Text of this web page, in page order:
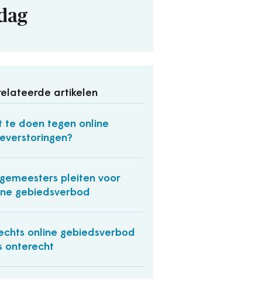
artikelen
te doen tegen online
pleiten voor
gebiedsverbod
online gebiedsverbod
onterecht